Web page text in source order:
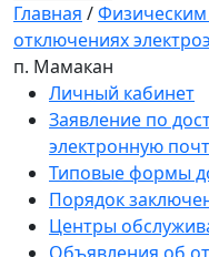
Главная /
отключениях
п. Мамакан
Личный кабинет
Заявление по
электронную
Типовые формы
Порядок
Центры